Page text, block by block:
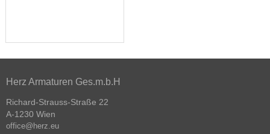
Herz Armaturen Ges.m.b.H
Richard-Strauss-Straße 22
A-1230 Wien
office@herz.eu